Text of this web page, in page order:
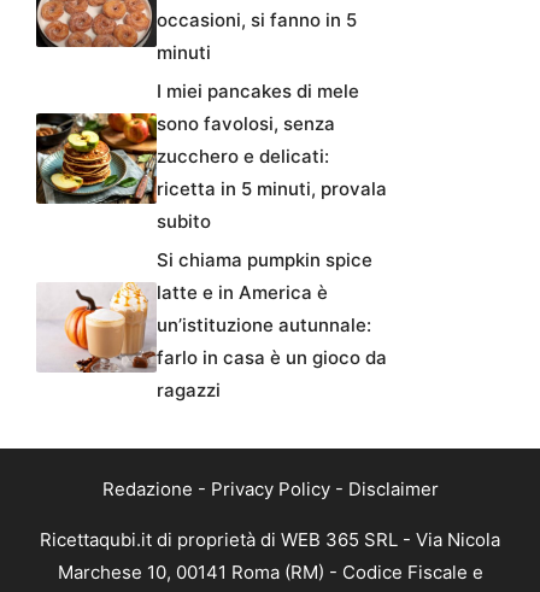
occasioni, si fanno in 5
minuti
I miei pancakes di mele
sono favolosi, senza
zucchero e delicati:
ricetta in 5 minuti, provala
subito
Si chiama pumpkin spice
latte e in America è
un’istituzione autunnale:
farlo in casa è un gioco da
ragazzi
Redazione - Privacy Policy- Disclaimer
Ricettaqubi.it di proprietà di WEB 365 SRL - Via Nicola
Marchese 10, 00141 Roma (RM) - Codice Fiscale e